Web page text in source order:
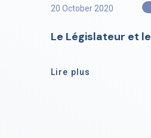
20 October 2020
Le Législateur et
Lire plus